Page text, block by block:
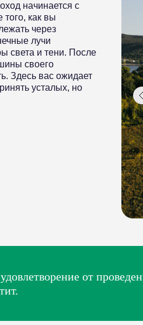
начинается с
того, как вы
через
лучи
света и тени. После
своего
Здесь вас ожидает
усталых, но
от